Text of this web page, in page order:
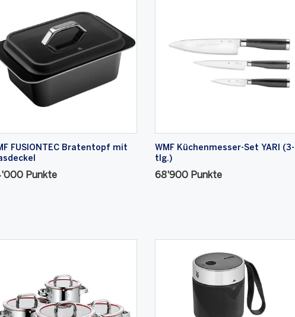
FUSIONTEC Bratentopf mit
Punkte
WMF Küchenmesser-Set YARI (3-
tlg.)
68'900 Punkte